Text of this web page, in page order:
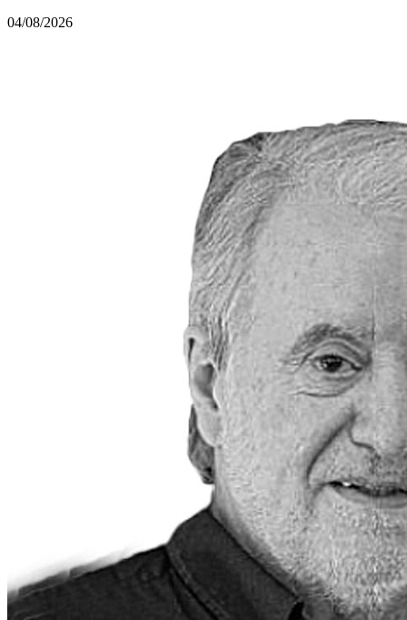
04/08/2026